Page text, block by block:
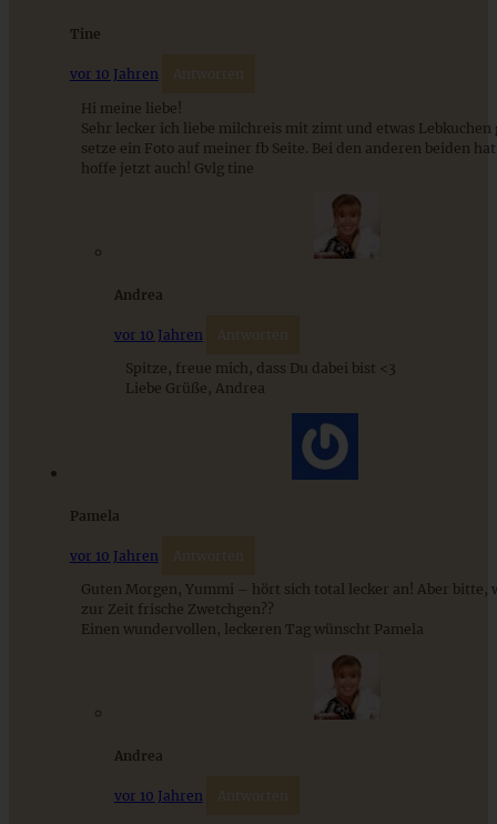
Tine
vor 10 Jahren Antworten
Hi meine liebe!
Sehr lecker ich liebe milchreis mit zimt und etwas Lebkuchen
setze ein Foto auf meiner fb Seite. Bei den anderen beiden
hoffe jetzt auch! Gvlg tine
Andrea
vor 10 Jahren Antworten
Spitze, freue mich, dass Du dabei bist <3
Liebe Grüße, Andrea
Pamela
vor 10 Jahren Antworten
Guten Morgen, Yummi – hört sich total lecker an! Aber bitte,
zur Zeit frische Zwetchgen??
Einen wundervollen, leckeren Tag wünscht Pamela
Andrea
vor 10 Jahren Antworten